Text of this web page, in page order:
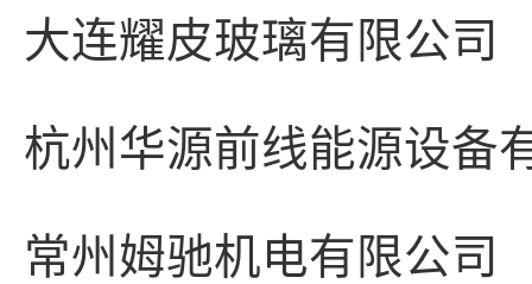
大连耀皮玻璃有限公司
杭州华源前线能源设备
常州姆驰机电有限公司